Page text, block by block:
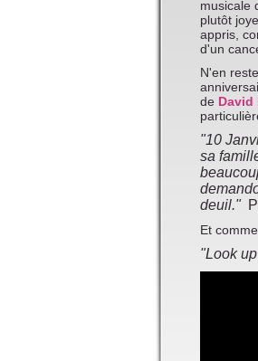
musicale
plutôt
appris,
d'un
N'en
de David
"10
sa
deuil."
Et
"Look